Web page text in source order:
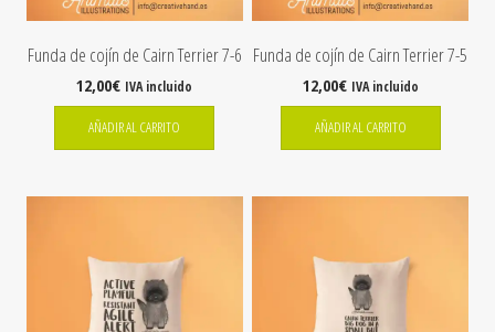
Funda de cojín de Cairn Terrier 7-6
12,00€ IVA incluido
AÑADIR AL CARRITO
Funda de cojín de Cairn Terrier 7-5
12,00€ IVA incluido
AÑADIR AL CARRITO